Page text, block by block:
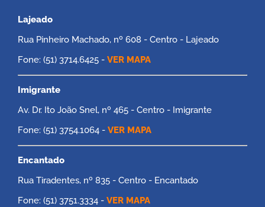
Lajeado
Rua Pinheiro Machado, nº 608 - Centro - Lajeado
Fone: (51) 3714.6425 - VER MAPA
Imigrante
Av. Dr. Ito João Snel, nº 465 - Centro - Imigrante
Fone: (51) 3754.1064 - VER MAPA
Encantado
Rua Tiradentes, nº 835 - Centro - Encantado
Fone: (51) 3751.3334 - VER MAPA